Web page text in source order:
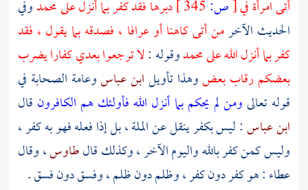
أتى امرأة في[ص: دبرها فقد كفر بما أنزل علىمحمدوفي
الحديث الآخرمن أتى كاهنا أو عرافا ، فصدقه بما يقول ، فقد
كفر بما أنزل الله علىمحمدوقوله :لا ترجعوا بعدي كفارا يضرب
بعضكم رقاب بعضوهذا تأويلابن عباسوعامة الصحابة في
قوله تعالىومن لم يحكم بما أنزل الله فأولئك هم الكافرون قال
ابن عباس: ليس بكفر ينقل عن الملة ، بل إذا فعله فهو به كفر ،
وليس كمن كفر بالله واليوم الآخر ، وكذلك قالطاوس، وقال
عطاء: هو كفر دون كفر ، وظلم دون ظلم ، وفسق دون فسق .